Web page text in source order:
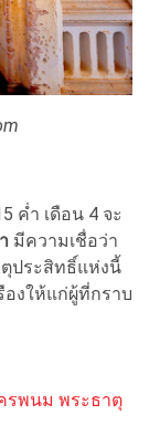
ค่ำ เดือน 4 จะ
มีความเชื่อว่า
ประสิทธิ์แห่งนี้
องให้แก่ผู้ที่กราบ
รพนม พระธาตุ